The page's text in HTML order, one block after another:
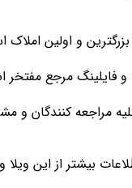
و اولین املاک
فایلینگ مرجع مفتخر
مراجعه کنندگان و
بیشتر از این ویلا